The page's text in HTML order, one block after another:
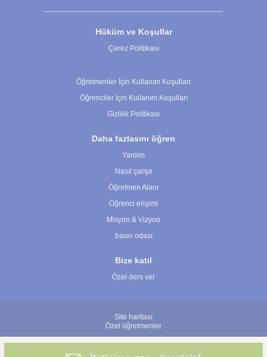
Hüküm ve Koşullar
Çerez Politikası
Öğretmenler İçin Kullanım Koşulları
Öğrenciler İçin Kullanım Koşulları
Gizlilik Politikası
Daha fazlasını öğren
Yardım
Nasıl çalışır
Öğretmen Alanı
Öğrenci erişimi
Misyon & Vizyon
basın odası
Bize katıl
Özel ders ver
Site haritası
Özel öğretmenler